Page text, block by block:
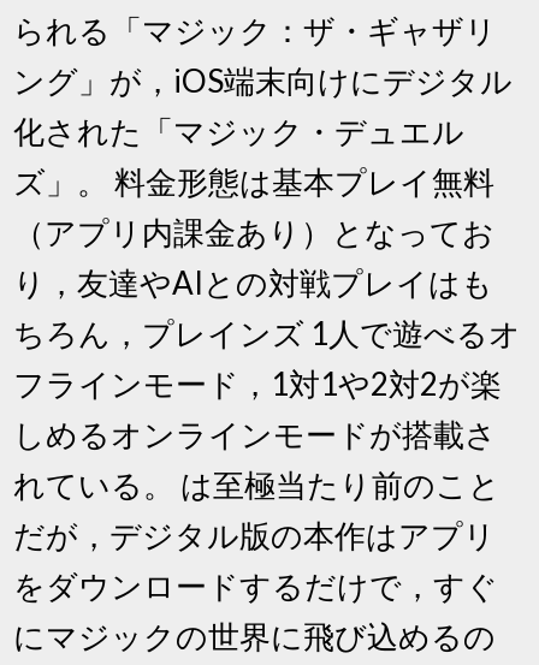
られる「マジック：ザ・ギャザリ
ング」が，iOS端末向けにデジタル
化された「マジック・デュエル
ズ」。 料金形態は基本プレイ無料
（アプリ内課金あり）となってお
り，友達やAIとの対戦プレイはも
ちろん，プレインズ 1人で遊べるオ
フラインモード，1対1や2対2が楽
しめるオンラインモードが搭載さ
れている。 は至極当たり前のこと
だが，デジタル版の本作はアプリ
をダウンロードするだけで，すぐ
にマジックの世界に飛び込めるの